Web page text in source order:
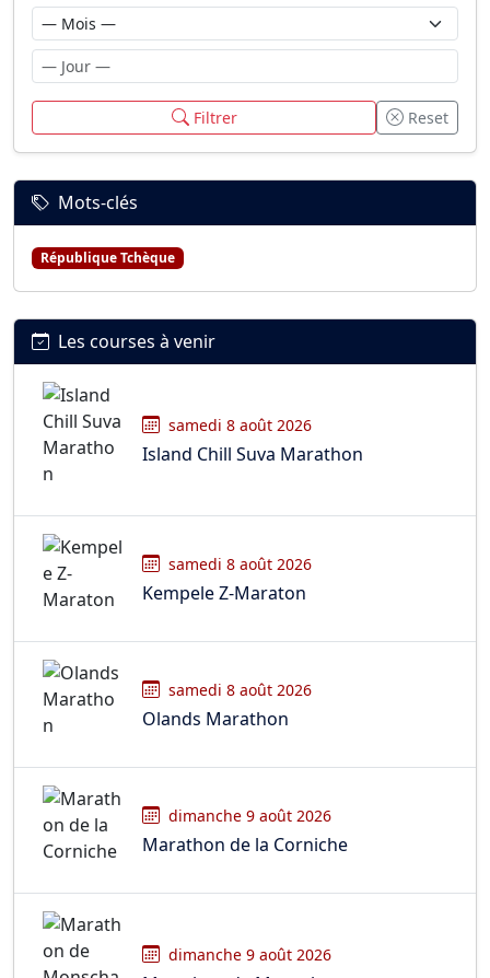
Filtrer Reset
Mots-clés
République Tchèque
Les courses à venir
samedi 8 août 2026
Island Chill Suva Marathon
samedi 8 août 2026
Kempele Z-Maraton
samedi 8 août 2026
Olands Marathon
dimanche 9 août 2026
Marathon de la Corniche
dimanche 9 août 2026